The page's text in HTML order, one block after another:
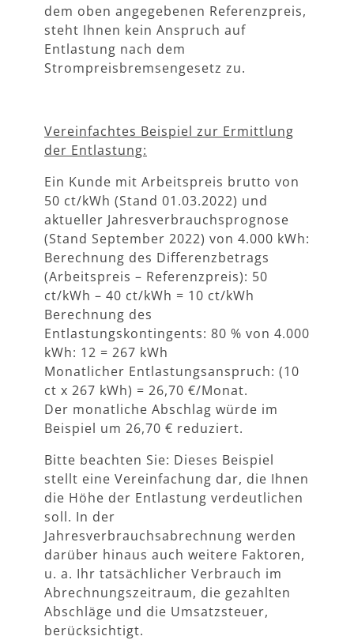
dem oben angegebenen Referenzpreis,
steht Ihnen kein Anspruch auf
Entlastung nach dem
Strompreisbremsengesetz zu.
Vereinfachtes Beispiel zur Ermittlung
der Entlastung:
Ein Kunde mit Arbeitspreis brutto von
50 ct/kWh (Stand 01.03.2022) und
aktueller Jahresverbrauchsprognose
(Stand September 2022) von 4.000 kWh:
Berechnung des Differenzbetrags
(Arbeitspreis – Referenzpreis): 50
ct/kWh – 40 ct/kWh = 10 ct/kWh
Berechnung des
Entlastungskontingents: 80 % von 4.000
kWh: 12 = 267 kWh
Monatlicher Entlastungsanspruch: (10
ct x 267 kWh) = 26,70 €/Monat.
Der monatliche Abschlag würde im
Beispiel um 26,70 € reduziert.
Bitte beachten Sie: Dieses Beispiel
stellt eine Vereinfachung dar, die Ihnen
die Höhe der Entlastung verdeutlichen
soll. In der
Jahresverbrauchsabrechnung werden
darüber hinaus auch weitere Faktoren,
u. a. Ihr tatsächlicher Verbrauch im
Abrechnungszeitraum, die gezahlten
Abschläge und die Umsatzsteuer,
berücksichtigt.